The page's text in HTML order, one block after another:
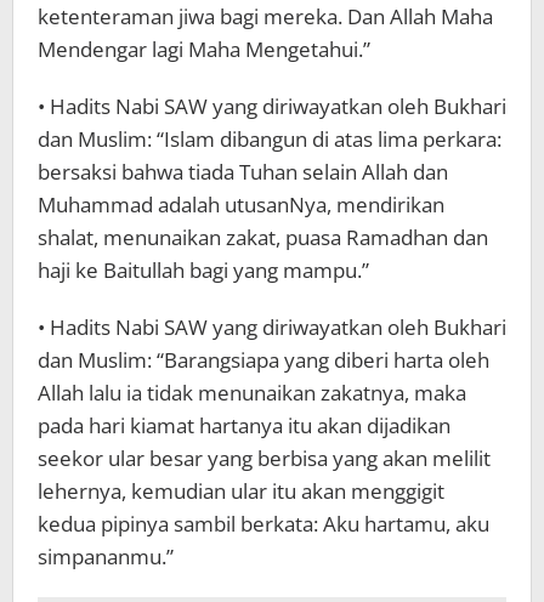
ketenteraman jiwa bagi mereka. Dan Allah Maha
Mendengar lagi Maha Mengetahui.”
• Hadits Nabi SAW yang diriwayatkan oleh Bukhari
dan Muslim: “Islam dibangun di atas lima perkara:
bersaksi bahwa tiada Tuhan selain Allah dan
Muhammad adalah utusanNya, mendirikan
shalat, menunaikan zakat, puasa Ramadhan dan
haji ke Baitullah bagi yang mampu.”
• Hadits Nabi SAW yang diriwayatkan oleh Bukhari
dan Muslim: “Barangsiapa yang diberi harta oleh
Allah lalu ia tidak menunaikan zakatnya, maka
pada hari kiamat hartanya itu akan dijadikan
seekor ular besar yang berbisa yang akan melilit
lehernya, kemudian ular itu akan menggigit
kedua pipinya sambil berkata: Aku hartamu, aku
simpananmu.”